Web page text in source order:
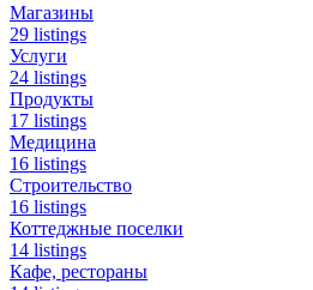
Магазины
29 listings
Услуги
24 listings
Продукты
17 listings
Медицина
16 listings
Строительство
16 listings
Коттеджные поселки
14 listings
Кафе, рестораны